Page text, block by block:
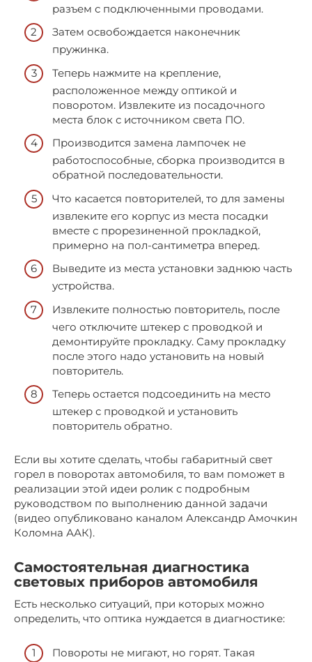
разъем с подключенными проводами.
Затем освобождается наконечник
пружинка.
Теперь нажмите на крепление,
расположенное между оптикой и
поворотом. Извлеките из посадочного
места блок с источником света ПО.
Производится замена лампочек не
работоспособные, сборка производится в
обратной последовательности.
Что касается повторителей, то для замены
извлеките его корпус из места посадки
вместе с прорезиненной прокладкой,
примерно на пол-сантиметра вперед.
Выведите из места установки заднюю часть
устройства.
Извлеките полностью повторитель, после
чего отключите штекер с проводкой и
демонтируйте прокладку. Саму прокладку
после этого надо установить на новый
повторитель.
Теперь остается подсоединить на место
штекер с проводкой и установить
повторитель обратно.
Если вы хотите сделать, чтобы габаритный свет
горел в поворотах автомобиля, то вам поможет в
реализации этой идеи ролик с подробным
руководством по выполнению данной задачи
(видео опубликовано каналом Александр Амочкин
Коломна ААК).
Самостоятельная диагностика
световых приборов автомобиля
Есть несколько ситуаций, при которых можно
определить, что оптика нуждается в диагностике:
Повороты не мигают, но горят. Такая